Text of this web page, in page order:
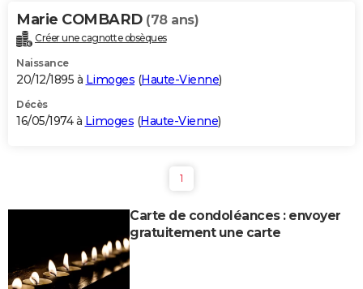
Marie COMBARD (78 ans)
Créer une cagnotte obsèques
Naissance
20/12/1895 à Limoges (Haute-Vienne)
Décès
16/05/1974 à Limoges (Haute-Vienne)
1
Carte de condoléances : envoyer
gratuitement une carte